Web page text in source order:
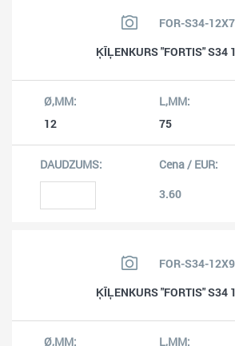
FOR-S34-
ĶĪĻENKURS "FORTIS" S34
12 75
3.60
FOR-S34-
ĶĪĻENKURS "FORTIS" S34